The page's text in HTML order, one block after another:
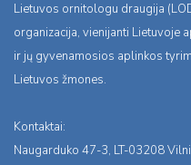
Lietuvos ornitologu draugija
organizacija, vienijanti Lietuvoje
ir jų gyvenamosios aplinkos
Lietuvos žmones.
Kontaktai:
Naugarduko 47-3, LT-03208